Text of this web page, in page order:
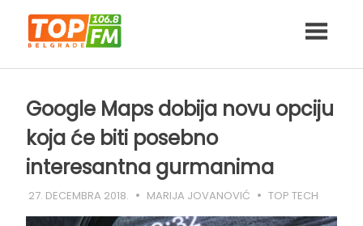
content
Google Maps dobija novu opciju
koja će biti posebno
interesantna gurmanima
27. DECEMBRA 2018. MARIJA JOVANOVIĆ TOP TECH